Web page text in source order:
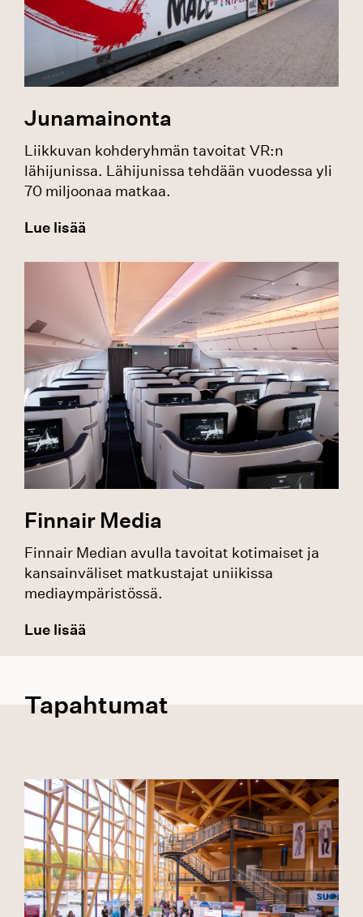
Junamainonta
Liikkuvan kohderyhmän tavoitat VR:n
lähijunissa. Lähijunissa tehdään vuodessa yli
70 miljoonaa matkaa.
Lue lisää
Finnair Media
Finnair Median avulla tavoitat kotimaiset ja
kansainväliset matkustajat uniikissa
mediaympäristössä.​
Lue lisää
Tapahtumat